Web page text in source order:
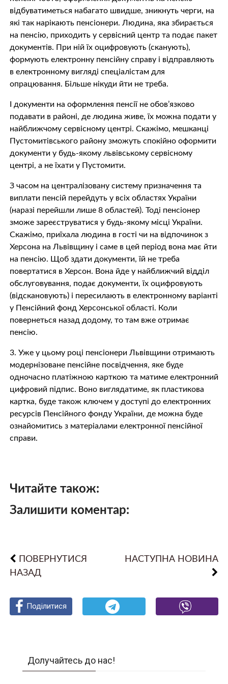
відбуватиметься набагато швидше, зникнуть черги, на
які так нарікають пенсіонери. Людина, яка збирається
на пенсію, приходить у сервісний центр та подає пакет
документів. При ній їх оцифровують (сканують),
формують електронну пенсійну справу і відправляють
в електронному вигляді спеціалістам для
опрацювання. Більше нікуди йти не треба.
І документи на оформлення пенсії не обов’язково
подавати в районі, де людина живе, їх можна подати у
найближчому сервісному центрі. Скажімо, мешканці
Пустомитівського району зможуть спокійно оформити
документи у будь-якому львівському сервісному
центрі, а не їхати у Пустомити.
З часом на централізовану систему призначення та
виплати пенсій перейдуть у всіх областях України
(наразі перейшли лише 8 областей). Тоді пенсіонер
зможе зареєструватися у будь-якому місці України.
Скажімо, приїхала людина в гості чи на відпочинок з
Херсона на Львівщину і саме в цей період вона має йти
на пенсію. Щоб здати документи, їй не треба
повертатися в Херсон. Вона йде у найближчий відділ
обслуговування, подає документи, їх оцифровують
(відскановують) і пересилають в електронному варіанті
у Пенсійний фонд Херсонської області. Коли
повернеться назад додому, то там вже отримає
пенсію.
3. Уже у цьому році пенсіонери Львівщини отримають
модернізоване пенсійне посвідчення, яке буде
одночасно платіжною карткою та матиме електронний
цифровий підпис. Воно виглядатиме, як пластикова
картка, буде також ключем у доступі до електронних
ресурсів Пенсійного фонду України, де можна буде
ознайомитись з матеріалами електронної пенсійної
справи.
Читайте також:
Залишити коментар:
ПОВЕРНУТИСЯ
НАЗАД
НАСТУПНА НОВИНА
Поділитися
Поділитися
Поділитися
Долучайтесь до нас!